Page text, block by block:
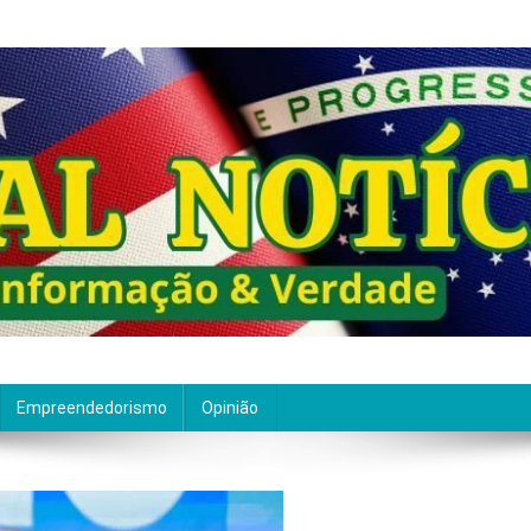
Empreendedorismo Opinião